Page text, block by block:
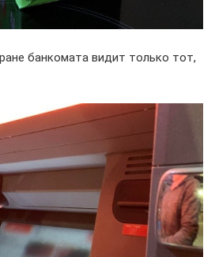
банкомата видит только тот,